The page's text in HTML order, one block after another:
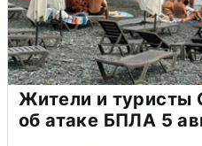
Жители и туристы
об атаке БПЛА 5